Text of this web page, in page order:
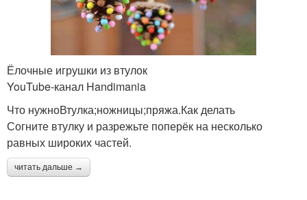
Ёлочные игрушки из втулок
YouTube‑канал Handimania
Что нужноВтулка;ножницы;пряжа.Как делать
Согните втулку и разрежьте поперёк на несколько
равных широких частей.
читать дальше →